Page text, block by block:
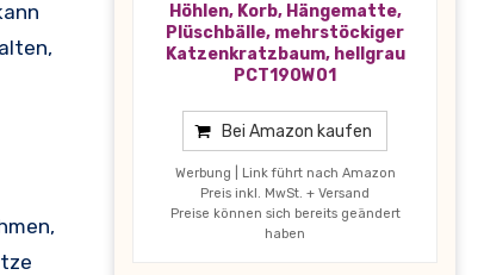
Höhlen, Korb, Hängematte,
Plüschbälle, mehrstöckiger
Katzenkratzbaum, hellgrau
PCT190W01
Bei Amazon kaufen
Werbung | Link führt nach Amazon
Preis inkl. MwSt. + Versand
Preise können sich bereits geändert
haben